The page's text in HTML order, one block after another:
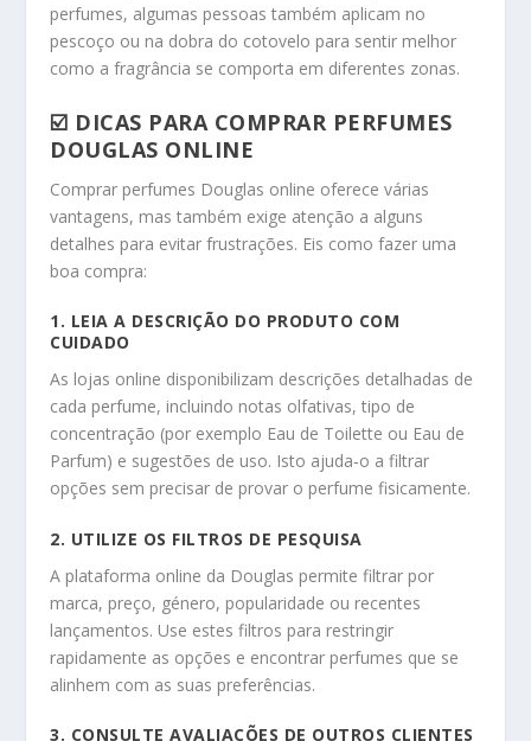
perfumes, algumas pessoas também aplicam no
pescoço ou na dobra do cotovelo para sentir melhor
como a fragrância se comporta em diferentes zonas.
☑️ DICAS PARA COMPRAR PERFUMES
DOUGLAS ONLINE
Comprar perfumes Douglas online oferece várias
vantagens, mas também exige atenção a alguns
detalhes para evitar frustrações. Eis como fazer uma
boa compra:
1. LEIA A DESCRIÇÃO DO PRODUTO COM
CUIDADO
As lojas online disponibilizam descrições detalhadas de
cada perfume, incluindo notas olfativas, tipo de
concentração (por exemplo Eau de Toilette ou Eau de
Parfum) e sugestões de uso. Isto ajuda‑o a filtrar
opções sem precisar de provar o perfume fisicamente.
2. UTILIZE OS FILTROS DE PESQUISA
A plataforma online da Douglas permite filtrar por
marca, preço, género, popularidade ou recentes
lançamentos. Use estes filtros para restringir
rapidamente as opções e encontrar perfumes que se
alinhem com as suas preferências.
3. CONSULTE AVALIAÇÕES DE OUTROS CLIENTES